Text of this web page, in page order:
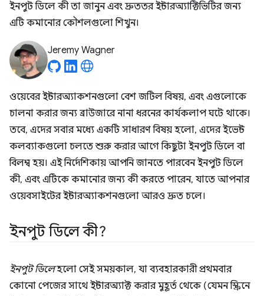
ইনপুট ডিলে কী তা জানুন এবং দ্রুততর ইন্টারঅ্যাক্টিভিটির জন্য
এটি কমানোর কৌশলগুলো শিখুন।
Jeremy Wagner
ওয়েবের ইন্টারঅ্যাকশনগুলো বেশ জটিল বিষয়, এবং এগুলোকে
চালনা করার জন্য ব্রাউজারে নানা ধরনের কার্যকলাপ ঘটে থাকে।
তবে, এদের সবার মধ্যে একটি সাধারণ বিষয় হলো, এদের ইভেন্ট
কলব্যাকগুলো চলতে শুরু করার আগে কিছুটা ইনপুট ডিলে বা
বিলম্ব হয়। এই নির্দেশিকায় আপনি জানতে পারবেন ইনপুট ডিলে
কী, এবং এটিকে কমানোর জন্য কী করতে পারেন, যাতে আপনার
ওয়েবসাইটের ইন্টারঅ্যাকশনগুলো আরও দ্রুত চলে।
ইনপুট ডিলে কী?
ইনপুট ডিলেহলো সেই সময়কাল, যা ব্যবহারকারী প্রথমবার
কোনো পেজের সাথে ইন্টারঅ্যাক্ট করার মুহূর্ত থেকে (যেমন স্ক্রিনে